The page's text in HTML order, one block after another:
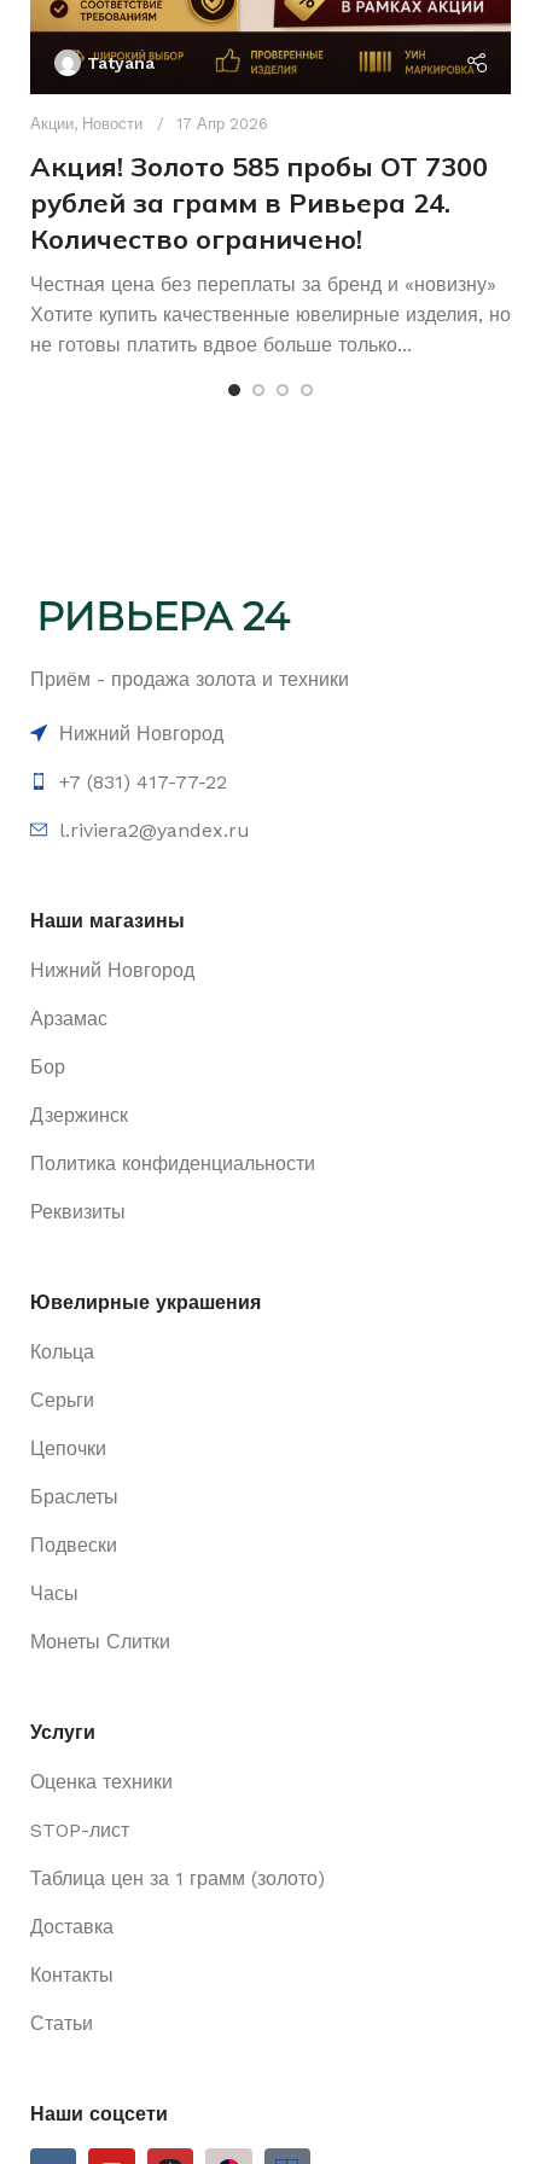
ДЛЯ КОГО
СОСТОЯНИЕ Б/У
Tatyana
Акции, Новости 17 Апр 2026
Акция! Золото 585 пробы ОТ 7300
рублей за грамм в Ривьера 24.
Количество ограничено!
Честная цена без переплаты за бренд и «новизну»
Хотите купить качественные ювелирные изделия, но
не готовы платить вдвое больше только...
Приём - продажа золота и техники
Нижний Новгород
+7 (831) 417-77-22
l.riviera2@yandex.ru
Наши магазины
Нижний Новгород
Арзамас
Бор
Дзержинск
Политика конфиденциальности
Реквизиты
Ювелирные украшения
Кольца
Серьги
Цепочки
Браслеты
Подвески
Часы
Монеты Слитки
Услуги
Оценка техники
STOP-лист
Таблица цен за 1 грамм (золото)
Доставка
Контакты
Статьи
Наши соцсети